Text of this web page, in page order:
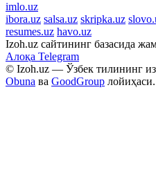
imlo.uz
ibora.uz salsa.uz skripka.uz
resumes.uz havo.uz
Izoh.uz сайтининг базасида
Алоқа Telegram
© Izoh.uz — Ўзбек тилининг
Obuna ва GoodGroup лойиҳаси.